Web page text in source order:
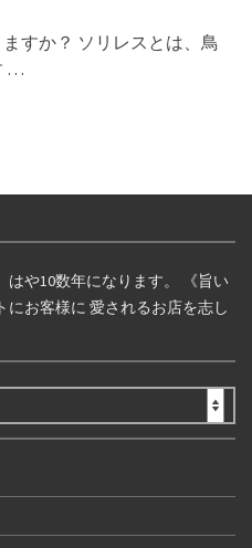
すか？ ソリレスとは、鳥
…
や10数年になります。 《旨い
お客様に 愛されるお店を志し